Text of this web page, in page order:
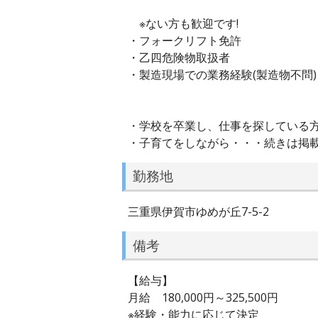
※ない方も歓迎です!
・フォークリフト免許
・乙四危険物取扱者
・製造現場での業務経験(製造物不問)
・学校を卒業し、仕事を探している
・子育てをしながら・・・続きは掲
勤務地
三重県伊賀市ゆめが丘7-5-2
備考
【給与】
月給 180,000円～325,500円
※経験・能力に応じて決定